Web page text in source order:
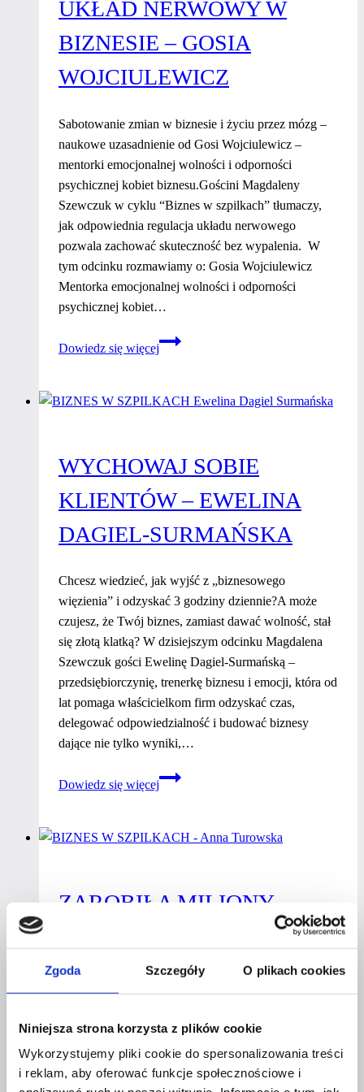
Zgoda Szczegóły O plikach cookies
Niniejsza strona korzysta z plików cookie
Wykorzystujemy pliki cookie do spersonalizowania treści
i reklam, aby oferować funkcje społecznościowe i
–
Biofilic
design
UKŁAD NERWOWY W
BIZNESIE – GOSIA
WOJCIULEWICZ
Sabotowanie zmian w biznesie i życiu przez mózg –
naukowe uzasadnienie od Gosi Wojciulewicz –
mentorki emocjonalnej wolności i odporności
psychicznej kobiet biznesu.Gościni Magdaleny
Szewczuk w cyklu “Biznes w szpilkach” tłumaczy,
jak odpowiednia regulacja układu nerwowego
pozwala zachować skuteczność bez wypalenia. W
tym odcinku rozmawiamy o: Gosia Wojciulewicz
Mentorka emocjonalnej wolności i odporności
psychicznej kobiet…
Dowiedz się więcej
Układ
biznesie
Wojciulewicz
WYCHOWAJ SOBIE
KLIENTÓW – EWELINA
DAGIEL-SURMAŃSKA
Chcesz wiedzieć, jak wyjść z „biznesowego
więzienia” i odzyskać 3 godziny dziennie?A może
czujesz, że Twój biznes, zamiast dawać wolność, stał
się złotą klatką? W dzisiejszym odcinku Magdalena
Szewczuk gości Ewelinę Dagiel-Surmańską –
przedsiębiorczynię, trenerkę biznesu i emocji, która od
lat pomaga właścicielkom firm odzyskać czas,
delegować odpowiedzialność i budować biznesy
dające nie tylko wyniki,…
Dowiedz się więcej
Wychowaj
–
Surmańska
ZAROBIŁA MILIONY,
ZMIENIŁA ZAWÓD!
mówi, nie ma nic z autopromocji.To rozmowa o
odpowiedzialności, decyzjach i granicach, które
pozwalają rozwijać biznes bez utraty sensu. O